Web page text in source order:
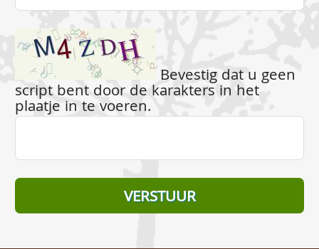
Bevestig dat u geen
script bent door de karakters in het
plaatje in te voeren.